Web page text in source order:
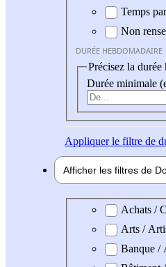
Temps
Non
DURÉE HEBDOMADAIRE
Précisez la durée
Durée minimale
Appliquerle filtre de
Afficher les filtres de
Domaine Achats /
Arts /
Banque /